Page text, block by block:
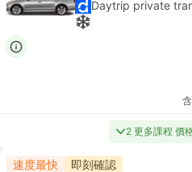
2 更多課程 價
速度最快 即刻確認